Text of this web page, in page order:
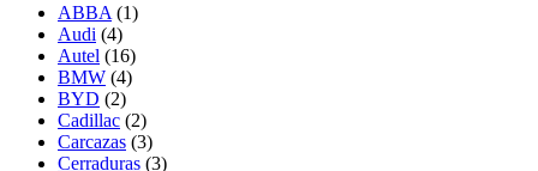
ABBA (1)
Audi (4)
Autel (16)
BMW (4)
BYD (2)
Cadillac (2)
Carcazas (3)
Cerraduras (3)